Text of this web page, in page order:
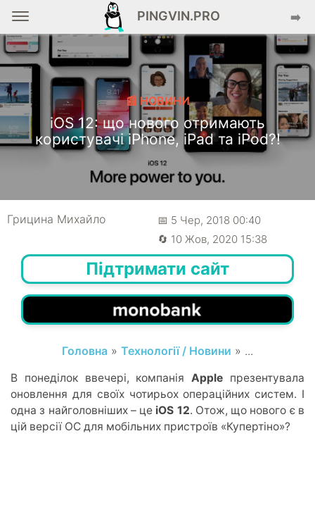
PINGVIN.PRO ➡️
📰 НОВИНИ
iOS 12: що нового отримають
користувачі iPhone, iPad та iPod?!
Грицина Михайло
📅 5 Чер, 2018 00:40
🔄 10 Жов, 2020 15:38
Підтримати сайт
Головна » Технології / Новини » ...
В понеділок ввечері, компаніяApple презентувала
оновлення для своїх чотирьох операційних систем. І
одна з найголовніших – це iOS 12. Отож, що нового є в
цій версії ОС для мобільних пристроїв «Купертіно»?